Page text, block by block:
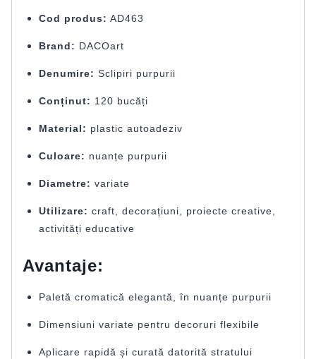
Cod produs: AD463
Brand: DACOart
Denumire: Sclipiri purpurii
Conținut: 120 bucăți
Material: plastic autoadeziv
Culoare: nuanțe purpurii
Diametre: variate
Utilizare: craft, decorațiuni, proiecte creative,
activități educative
Avantaje:
Paletă cromatică elegantă, în nuanțe purpurii
Dimensiuni variate pentru decoruri flexibile
Aplicare rapidă și curată datorită stratului